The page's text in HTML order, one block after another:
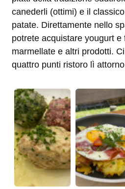
canederli (ottimi) e il
patate. Direttamente nello
potrete acquistare yougurt
marmellate e altri prodotti.
quattro punti ristoro lì